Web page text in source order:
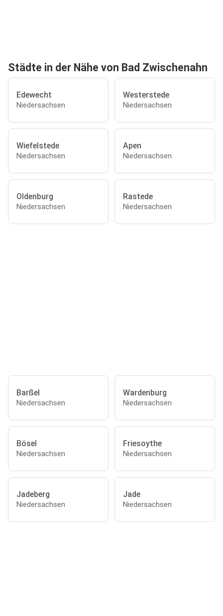
Städte in der Nähe von Bad Zwischenahn
Edewecht
Niedersachsen
Westerstede
Niedersachsen
Wiefelstede
Niedersachsen
Apen
Niedersachsen
Oldenburg
Niedersachsen
Rastede
Niedersachsen
Barßel
Niedersachsen
Wardenburg
Niedersachsen
Bösel
Niedersachsen
Friesoythe
Niedersachsen
Jadeberg
Niedersachsen
Jade
Niedersachsen